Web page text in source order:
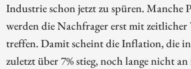
Industrie schon jetzt zu spüren. Manche
werden die Nachfrager erst mit zeitlicher
treffen. Damit scheint die Inflation, die
zuletzt über 7% stieg, noch lange nicht